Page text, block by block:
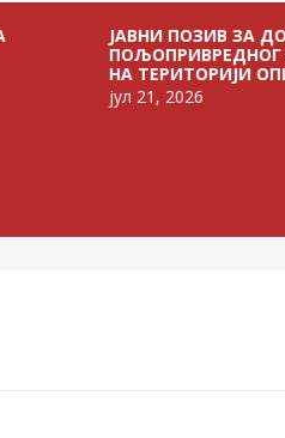
ЈАВНИ ПОЗИВ ЗА
ПОЉОПРИВРЕДНОГ
НА ТЕРИТОРИЈИ ОПШТИНЕ
јул 21, 2026